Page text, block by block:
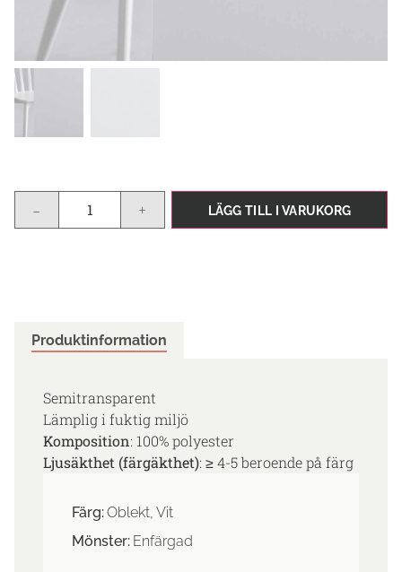
- + LÄGG TILL I VARUKORG
Produktinformation
Semitransparent
Lämplig i fuktig miljö
Komposition: 100% polyester
Ljusäkthet (färgäkthet): ≥ 4-5 beroende på färg
Färg:Oblekt, Vit
Mönster: Enfärgad